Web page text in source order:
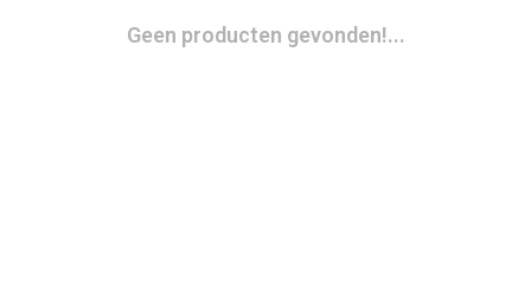
Geen producten gevonden!...